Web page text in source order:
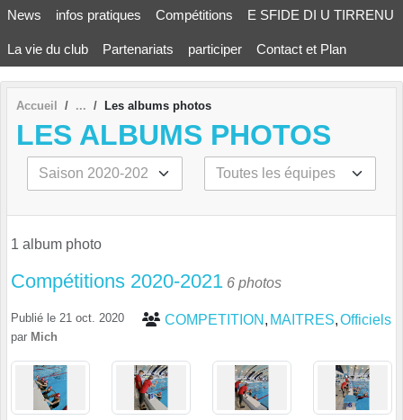
News infos pratiques Compétitions E SFIDE DI U TIRRENU
La vie du club Partenariats participer Contact et Plan
Accueil Les albums photos
LES ALBUMS PHOTOS
1 album photo
Compétitions 2020-2021 6 photos
COMPETITION MAITRES Officiels
Publié le 21 oct. 2020
par Mich